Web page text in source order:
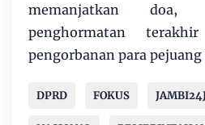
memanjatkan doa,
penghormatan
pengorbanan para pejuang
DPRD FOKUS